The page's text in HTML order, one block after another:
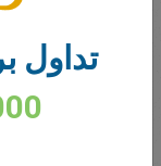
تداول